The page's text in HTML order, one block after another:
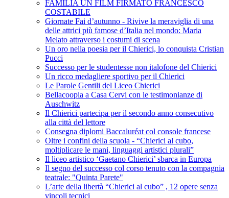
FAMILIA UN FILM FIRMATO FRANCESCO
COSTABILE
Giornate Fai d’autunno - Rivive la meraviglia di una
delle attrici più famose d’Italia nel mondo: Maria
Melato attraverso i costumi di scena
Un oro nella poesia per il Chierici, lo conquista Cristian
Pucci
Successo per le studentesse non italofone del Chierici
Un ricco medagliere sportivo per il Chierici
Le Parole Gentili del Liceo Chierici
Bellacoopia a Casa Cervi con le testimonianze di
Auschwitz
Il Chierici partecipa per il secondo anno consecutivo
alla città del lettore
Consegna diplomi Baccaluréat col console francese
Oltre i confini della scuola - “Chierici al cubo,
moltiplicare le mani, linguaggi artistici plurali”
Il liceo artistico ‘Gaetano Chierici’ sbarca in Europa
Il segno del successo col corso tenuto con la compagnia
teatrale: "Quinta Parete"
L’arte della libertà “Chierici al cubo” , 12 opere senza
vincoli tecnici